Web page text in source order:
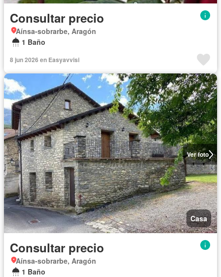
Consultar precio
Aínsa-sobrarbe, Aragón
1 Baño
8 jun 2026 en Easyavvisi
Ver foto
Casa
Consultar precio
Aínsa-sobrarbe, Aragón
1 Baño